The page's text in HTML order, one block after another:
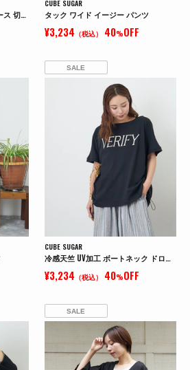
60sローン ケミカル加工 裾レース 切替 ギャザー パンツ
CUBE SUGAR
タック ワイド イージー パンツ
¥3,234 （税込） 40%OFF
SALE
CUBE SUGAR
冷感天竺 UV加工 ボートネック ドロスト Tシャツ
¥3,234 （税込） 40%OFF
SALE